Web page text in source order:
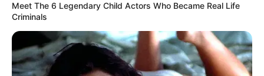
Meet The 6 Legendary Child Actors Who Became Real Life
Criminals